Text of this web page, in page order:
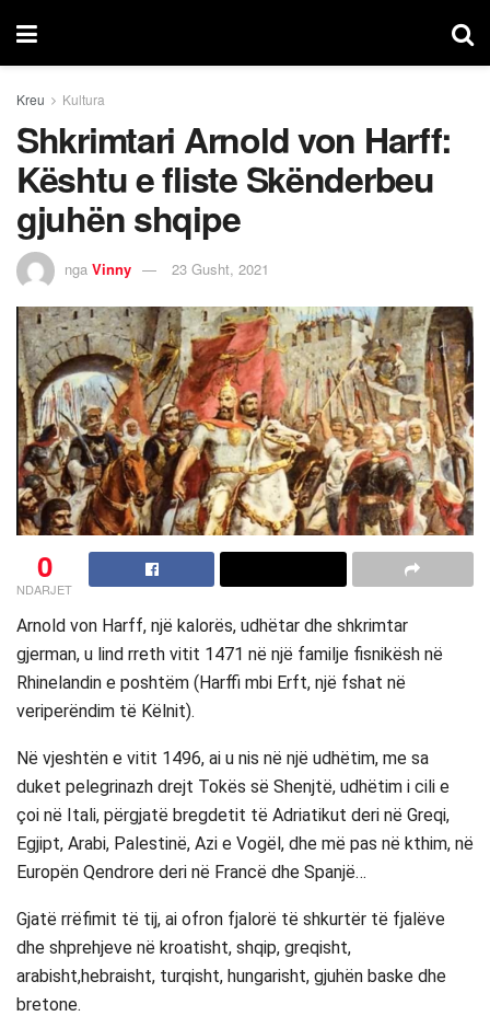
Kreu Kultura
Shkrimtari Arnold von Harff:
Kështu e fliste Skënderbeu
gjuhën shqipe
nga Vinny 23 Gusht, 2021
0
NDARJET
Arnold von Harff, një kalorës, udhëtar dhe shkrimtar
gjerman, u lind rreth vitit 1471 në një familje fisnikësh në
Rhinelandin e poshtëm (Harffi mbi Erft, një fshat në
veriperëndim të Këlnit).
Në vjeshtën e vitit 1496, ai u nis në një udhëtim, me sa
duket pelegrinazh drejt Tokës së Shenjtë, udhëtim i cili e
çoi në Itali, përgjatë bregdetit të Adriatikut deri në Greqi,
Egjipt, Arabi, Palestinë, Azi e Vogël, dhe më pas në kthim, në
Europën Qendrore deri në Francë dhe Spanjë…
Gjatë rrëfimit të tij, ai ofron fjalorë të shkurtër të fjalëve
dhe shprehjeve në kroatisht, shqip, greqisht,
arabisht,hebraisht, turqisht, hungarisht, gjuhën baske dhe
bretone.